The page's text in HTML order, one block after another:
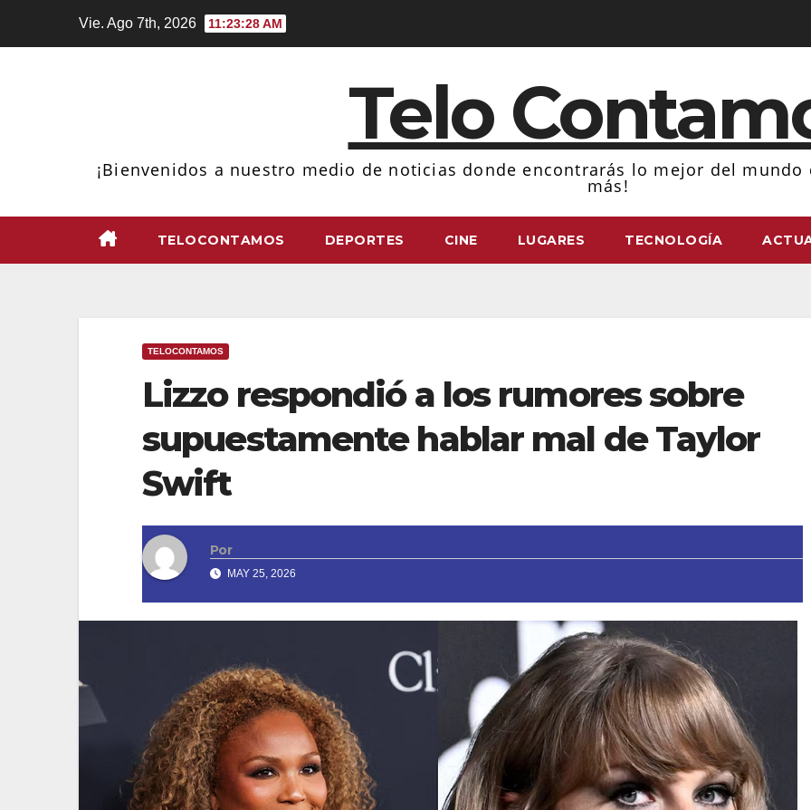
Vie. Ago 7th, 2026 11:23:29 AM
Telo
¡Bienvenidos a nuestro medio de noticias donde encontrarás lo mejor del
más!
TELOCONTAMOS DEPORTES CINE LUGARES TECNOLOGÍA
TELOCONTAMOS
Lizzo respondió a los rumores sobre
supuestamente hablar mal de Taylor
Swift
Por
MAY 25, 2026